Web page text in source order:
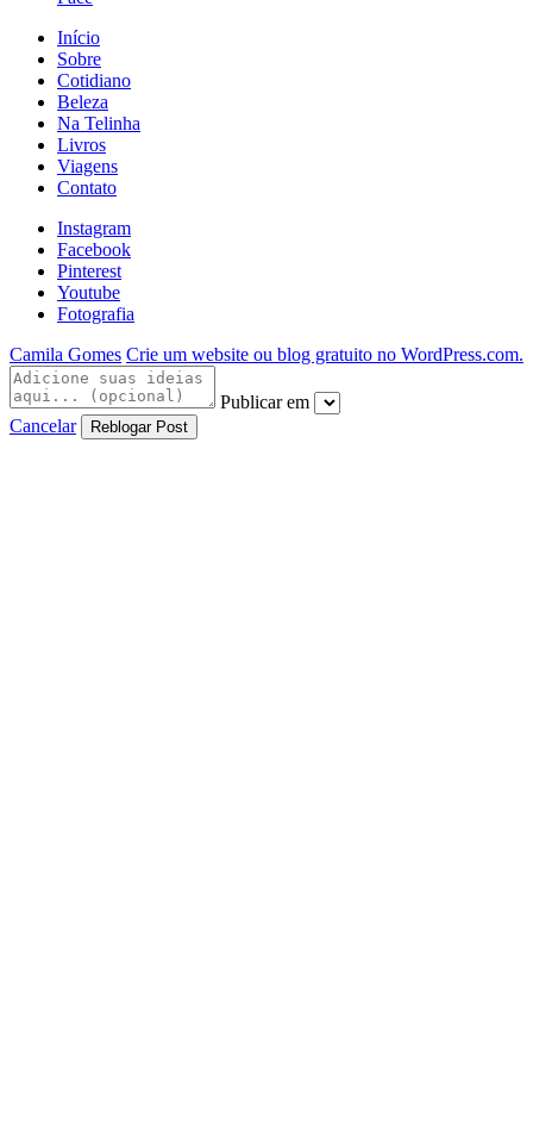
Início
Sobre
Cotidiano
Beleza
Na Telinha
Livros
Viagens
Contato
Instagram
Facebook
Pinterest
Youtube
Fotografia
Camila Gomes Crie um website ou blog gratuito no WordPress.com.
Publicar em
Cancelar